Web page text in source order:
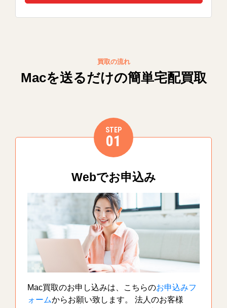
買取の流れ
Macを送るだけの簡単宅配買取
STEP
01
Webでお申込み
Mac買取のお申し込みは、こちらのお申込みフ
ォームからお願い致します。 法人のお客様